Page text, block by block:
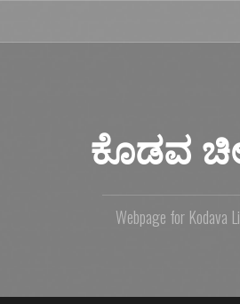
ಕೊಡವ
Webpage for Kodava